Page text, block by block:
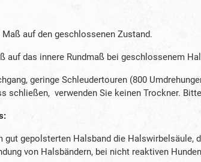
auf den geschlossenen Zustand.
auf das innere Rundmaß bei geschlossenem
geringe Schleudertouren (800
schließen, verwenden Sie keinen Trockner.
gepolsterten Halsband die
von Halsbändern, bei nicht reaktiven